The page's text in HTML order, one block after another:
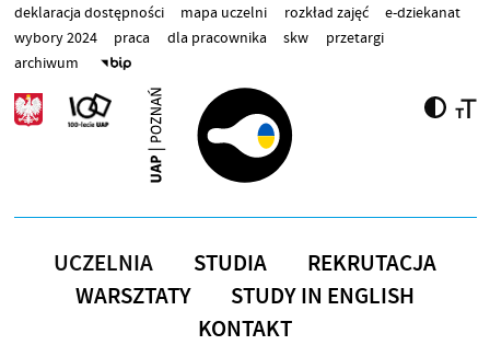
Przejdź do treści
deklaracja dostępności mapa uczelni rozkład zajęć
e-dziekanat
wybory 2024
praca dla pracownika skw
przetargi
archiwum
UCZELNIA STUDIA
REKRUTACJA
WARSZTATY
STUDY IN ENGLISH
KONTAKT